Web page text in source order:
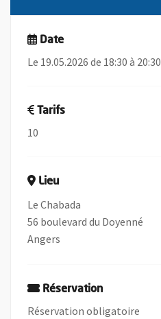
Date
Le 19.05.2026 de 18:30 à 20:30
Tarifs
10
Lieu
Le Chabada
56 boulevard du Doyenné
Angers
Réservation
Réservation obligatoire